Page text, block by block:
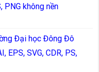
PNG không nền
Đại học Đông Đô
EPS, SVG, CDR, PS,